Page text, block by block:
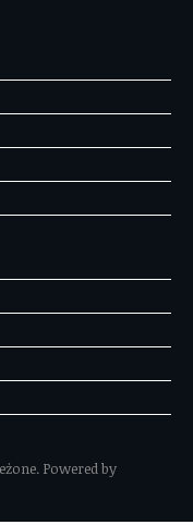
Powered by